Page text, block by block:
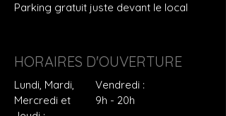
Parking gratuit juste devant le local
HORAIRES D'OUVERTURE
Lundi, Mardi,
Mercredi et
Vendredi :
9h - 20h